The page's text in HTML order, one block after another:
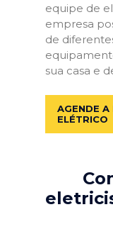
equipe de
empresa
de
sua casa e
AGENDE A
ELÉTRICO